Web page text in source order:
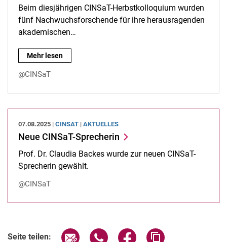
Beim diesjährigen CINSaT-Herbstkolloquium wurden
fünf Nachwuchsforschende für ihre herausragenden
akademischen…
Herausragende Leistungen beim CINSaT-Herbstkolloquium
Mehr lesen
@CINSaT
07.08.2025 | CINSAT | AKTUELLES
Neue CINSaT-Sprecherin
Prof. Dr. Claudia Backes wurde zur neuen CINSaT-
Sprecherin gewählt.
@CINSaT
Seite teilen: Seite über E-Mail teilen
Seite über WhatsApp teilen
Seite über Facebook